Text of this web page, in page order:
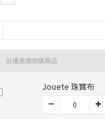
以優惠價加購商品
Jouete 珠寶布